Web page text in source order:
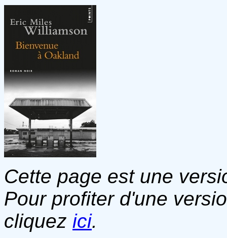
Cette page est une
Pour profiter d'une
cliquez ici.